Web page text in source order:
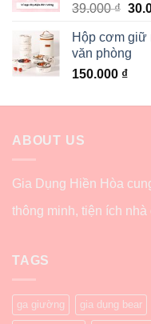
39.000₫
Hộp cơm giữ
văn phòng
150.000 ₫
ABOUT US
Gia Dụng Hiền Hòa
thông minh, tiện ích
TAGS
ga giường gia dụng bear